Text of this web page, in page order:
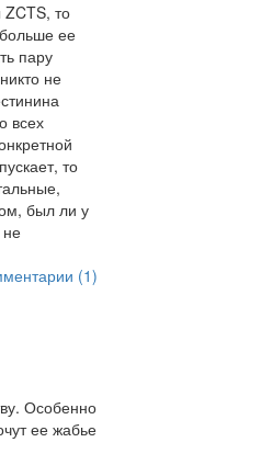
то
ее
пару
не
всех
то
был ли у
не
(1)
Особенно
ее жабье